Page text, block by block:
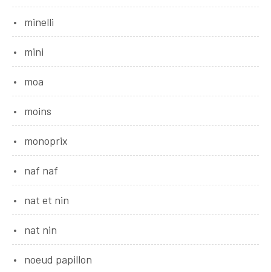
minelli
mini
moa
moins
monoprix
naf naf
nat et nin
nat nin
noeud papillon